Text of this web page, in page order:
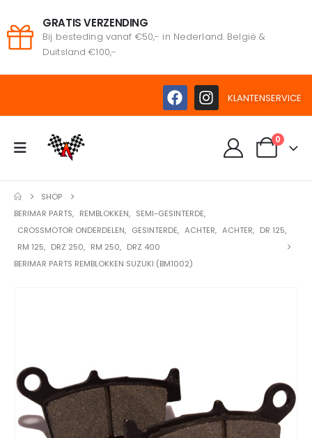
GRATIS VERZENDING
Bij besteding vanaf €50,- in Nederland. België &
Duitsland €100,-
KLANTENSERVICE
0
SHOP
BERIMAR PARTS, REMBLOKKEN, SEMI-GESINTERDE,
CROSSMOTOR ONDERDELEN, GESINTERDE, ACHTER, ACHTER, DR 125,
RM 125, DRZ 250, RM 250, DRZ 400
BERIMAR PARTS REMBLOKKEN SUZUKI (BM1002)